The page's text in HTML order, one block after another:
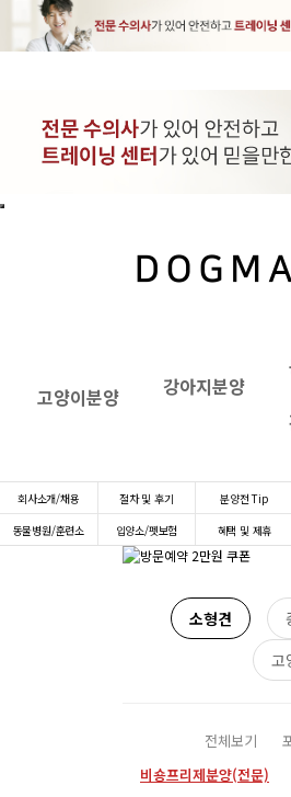
고양이분양 강아지분양
회사소개/채용 절차 및 후기 분양전 Tip
동물병원/훈련소
입양소/펫보험 혜택 및 제휴
소형견
고
전체보기
비숑프리제분양(전문)